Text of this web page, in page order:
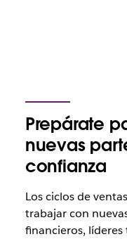
Prepárate
nuevas
confianza
Los ciclos de
trabajar con
financieros,